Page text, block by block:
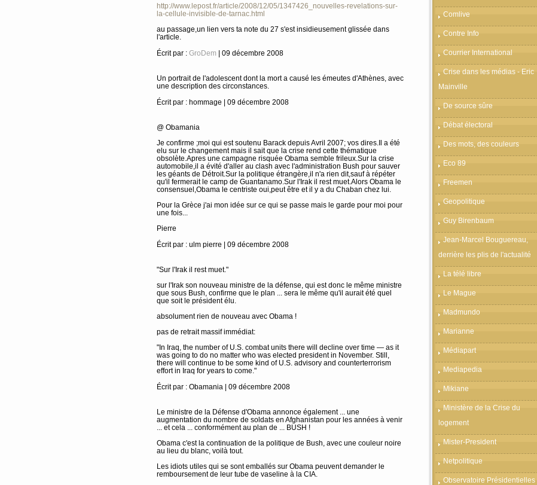
Comlive
Contre Info
Courrier International
Crise dans les médias - Eric
Mainville
De source sûre
Débat électoral
Des mots, des couleurs
Eco 89
Freemen
Geopolitique
Guy Birenbaum
Jean-Marcel Bouguereau,
derrière les plis de l'actualité
La télé libre
Le Mague
Madmundo
Marianne
Médiapart
Mediapedia
Mikiane
Ministère de la Crise du
logement
Mister-President
Netpolitique
Observatoire Présidentielles
http://www.lepost.fr/article/2008/12/05/1347426_nouvelles-revelations-sur-
la-cellule-invisible-de-tarnac.html
au passage,un lien vers ta note du 27 s'est insidieusement glissée dans
l'article.
Écrit par : GroDem | 09 décembre 2008
Un portrait de l'adolescent dont la mort a causé les émeutes d'Athènes, avec
une description des circonstances.
Écrit par : hommage | 09 décembre 2008
@ Obamania
Je confirme ;moi qui est soutenu Barack depuis Avril 2007; vos dires.Il a été
elu sur le changement mais il sait que la crise rend cette thématique
obsolète.Apres une campagne risquée Obama semble frileux.Sur la crise
automobile,il a évité d'aller au clash avec l'administration Bush pour sauver
les géants de Détroit.Sur la politique étrangère,il n'a rien dit,sauf à répéter
qu'il fermerait le camp de Guantanamo.Sur l'Irak il rest muet.Alors Obama le
consensuel,Obama le centriste oui,peut être et il y a du Chaban chez lui.
Pour la Grèce j'ai mon idée sur ce qui se passe mais le garde pour moi pour
une fois...
Pierre
Écrit par : ulm pierre | 09 décembre 2008
"Sur l'Irak il rest muet."
sur l'Irak son nouveau ministre de la défense, qui est donc le même ministre
que sous Bush, confirme que le plan ... sera le même qu'il aurait été quel
que soit le président élu.
absolument rien de nouveau avec Obama !
pas de retrait massif immédiat:
"In Iraq, the number of U.S. combat units there will decline over time — as it
was going to do no matter who was elected president in November. Still,
there will continue to be some kind of U.S. advisory and counterterrorism
effort in Iraq for years to come."
Écrit par : Obamania | 09 décembre 2008
Le ministre de la Défense d'Obama annonce également ... une
augmentation du nombre de soldats en Afghanistan pour les années à venir
... et cela ... conformément au plan de ... BUSH !
Obama c'est la continuation de la politique de Bush, avec une couleur noire
au lieu du blanc, voilà tout.
Les idiots utiles qui se sont emballés sur Obama peuvent demander le
remboursement de leur tube de vaseline à la CIA.